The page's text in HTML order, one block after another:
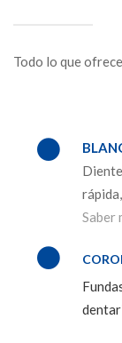
Todo lo que
Saber